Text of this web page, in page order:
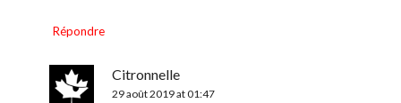
Répondre
Citronnelle
29 août 2019 at 01:47